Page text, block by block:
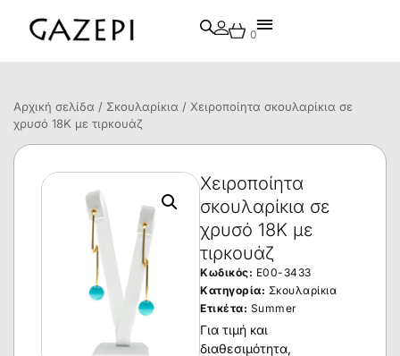
0
Αρχική σελίδα / Σκουλαρίκια / Χειροποίητα σκουλαρίκια σε
χρυσό 18Κ με τιρκουάζ
Χειροποίητα
σκουλαρίκια σε
χρυσό 18Κ με
τιρκουάζ
Κωδικός: E00-3433
Κατηγορία: Σκουλαρίκια
Ετικέτα: Summer
Για τιμή και
διαθεσιμότητα,